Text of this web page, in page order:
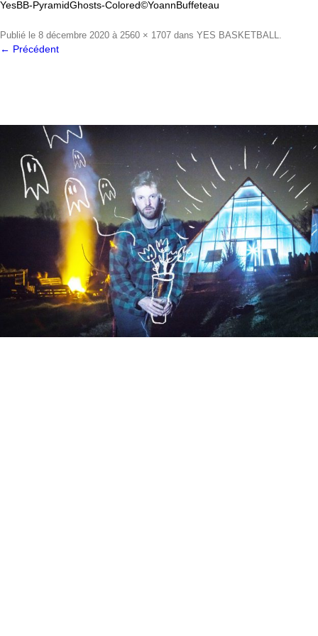
YesBB-PyramidGhosts-Colored©YoannBuffeteau
Publié le 8 décembre 2020 à 2560 × 1707 dans YES BASKETBALL.
← Précédent